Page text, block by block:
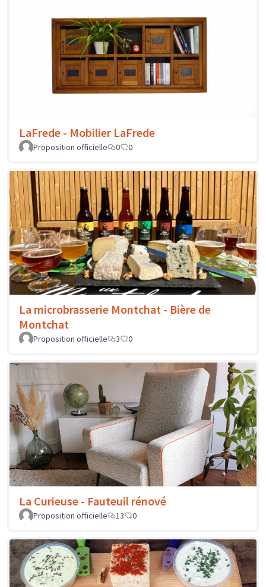
LaFrede - Mobilier LaFrede
Proposition officielle 0 0
La microbrasserie Montchat - Bière de
Montchat
Proposition officielle 3 0
La Curieuse - Fauteuil rénové
Proposition officielle 13 0